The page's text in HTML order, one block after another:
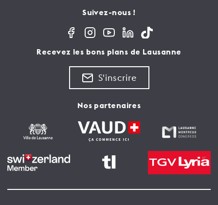
Suivez-nous !
Recevez les bons plans de Lausanne
S'inscrire
Nos partenaires